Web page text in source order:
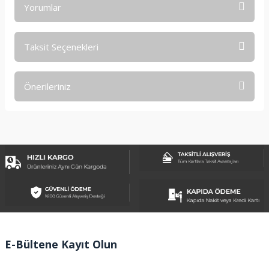
Yorumlar
Taksit Seçenekleri
Önerileriniz
Görüş ve önerileriniz için teşekkür ederiz.
Ürün açıklamasında eksik bilgiler bulunuyor.
Ürün bilgilerinde hatalar bulunuyor.
Bu ürüne benzer farklı alternatifler olmalı.
E-Bültene Kayıt Olun